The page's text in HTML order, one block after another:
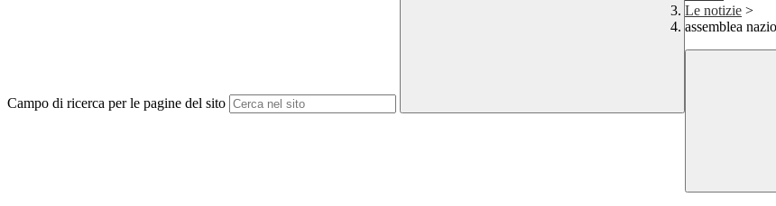
Campo di ricerca per le pagine del sito
Le notizie >
assemblea